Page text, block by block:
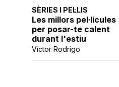
SÈRIES I PEL·LIS
Les millors pel·lícules
per posar-te calent
durant l'estiu
Víctor Rodrigo